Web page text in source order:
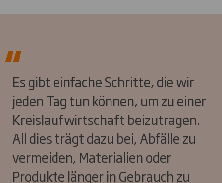
Es gibt einfache Schritte, die wir
jeden Tag tun können, um zu einer
Kreislaufwirtschaft beizutragen.
All dies trägt dazu bei, Abfälle zu
vermeiden, Materialien oder
Produkte länger in Gebrauch zu